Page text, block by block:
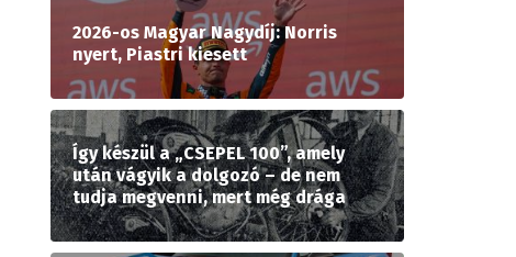
2026-os Magyar Nagydíj: Norris
nyert, Piastri kiesett
Így készül a „CSEPEL 100”, amely
után vágyik a dolgozó – de nem
tudja megvenni, mert még drága